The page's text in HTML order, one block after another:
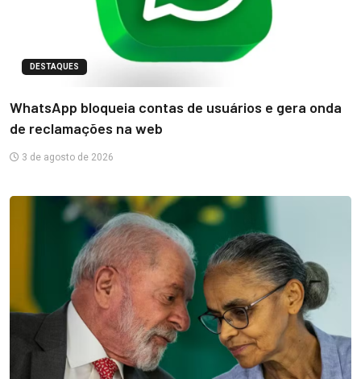
DESTAQUES
WhatsApp bloqueia contas de usuários e gera onda
de reclamações na web
3 de agosto de 2026